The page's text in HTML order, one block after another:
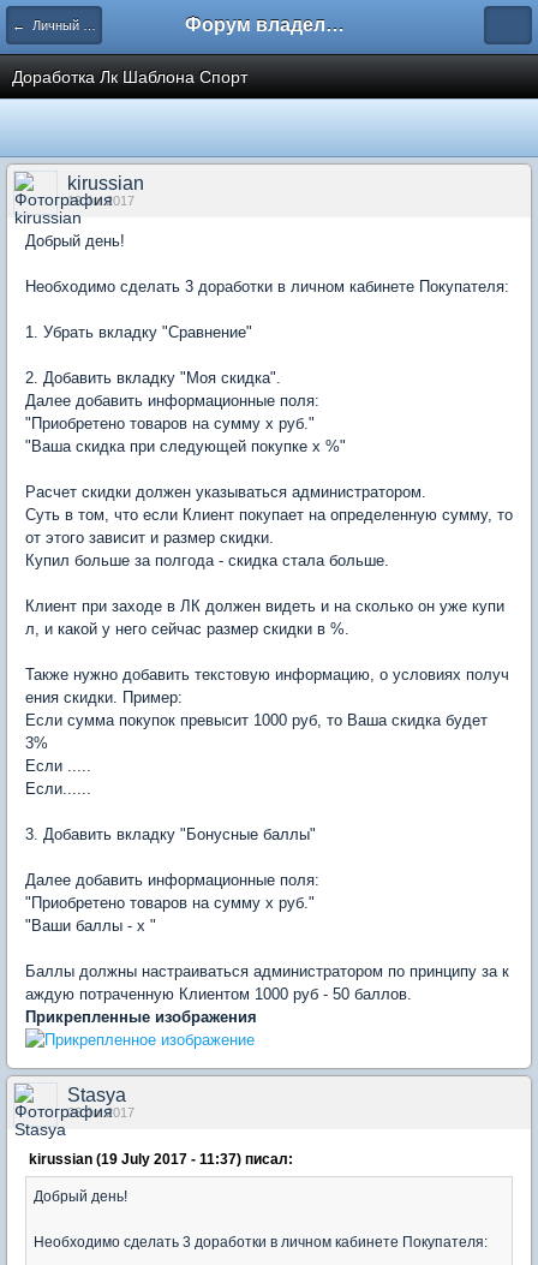
← Личный кабинет покупателя Форум владельцев интернет-магазинов
Доработка Лк Шаблона Спорт
kirussian
19 Jul 2017
Добрый день!
Необходимо сделать 3 доработки в личном кабинете Покупателя:
1. Убрать вкладку "Сравнение"
2. Добавить вкладку "Моя скидка".
Далее добавить информационные поля:
"Приобретено товаров на сумму х руб."
"Ваша скидка при следующей покупке х %"
Расчет скидки должен указываться администратором.
Суть в том, что если Клиент покупает на определенную сумму, то
от этого зависит и размер скидки.
Купил больше за полгода - скидка стала больше.
Клиент при заходе в ЛК должен видеть и на сколько он уже купи
л, и какой у него сейчас размер скидки в %.
Также нужно добавить текстовую информацию, о условиях получ
ения скидки. Пример:
Если сумма покупок превысит 1000 руб, то Ваша скидка будет
3%
Если .....
Если......
3. Добавить вкладку "Бонусные баллы"
Далее добавить информационные поля:
"Приобретено товаров на сумму х руб."
"Ваши баллы - х "
Баллы должны настраиваться администратором по принципу за к
аждую потраченную Клиентом 1000 руб - 50 баллов.
Прикрепленные изображения
Stasya
26 Jul 2017
kirussian (19 July 2017 - 11:37) писал:
Добрый день!
Необходимо сделать 3 доработки в личном кабинете Покупателя: